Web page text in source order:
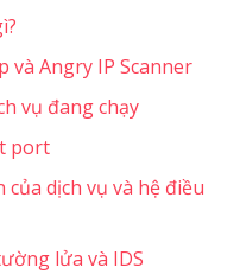
và Angry IP Scanner
vụ đang chạy
port
của dịch vụ và hệ điều
lửa và IDS